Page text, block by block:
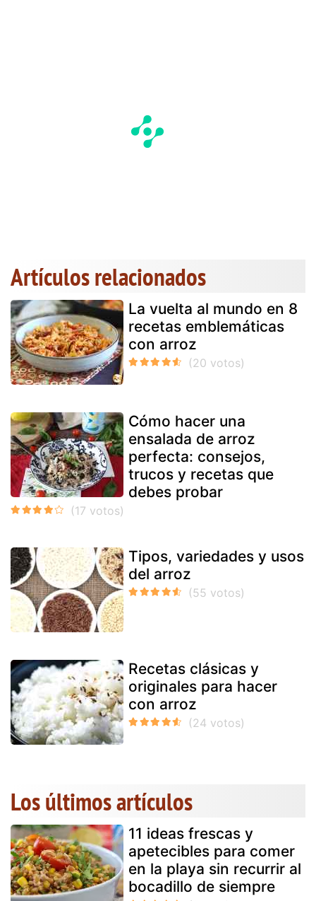
Artículos relacionados
La vuelta al mundo en 8
recetas emblemáticas
con arroz
Cómo hacer una
ensalada de arroz
perfecta: consejos,
trucos y recetas que
debes probar
Tipos, variedades y usos
del arroz
Recetas clásicas y
originales para hacer
con arroz
Los últimos artículos
11 ideas frescas y
apetecibles para comer
en la playa sin recurrir al
bocadillo de siempre